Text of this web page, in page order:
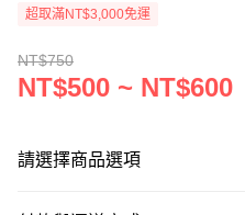
超取滿NT$3,000免運
NT$750
NT$500 ~ NT$600
請選擇商品選項